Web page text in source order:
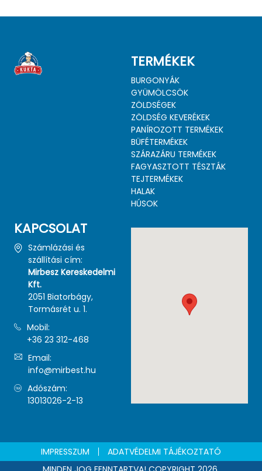
TERMÉKEK
BURGONYÁK
GYÜMÖLCSÖK
ZÖLDSÉGEK
ZÖLDSÉG KEVERÉKEK
PANÍROZOTT TERMÉKEK
BÜFÉTERMÉKEK
SZÁRAZÁRU TERMÉKEK
FAGYASZTOTT TÉSZTÁK
TEJTERMÉKEK
HALAK
HÚSOK
KAPCSOLAT
Számlázási és
szállítási cím:
Mirbesz Kereskedelmi
Kft.
2051 Biatorbágy,
Tormásrét u. 1.
Mobil:
+36 23 312-468
Email:
info@mirbest.hu
Adószám:
13013026-2-13
IMPRESSZUM
ADATVÉDELMI TÁJÉKOZTATÓ